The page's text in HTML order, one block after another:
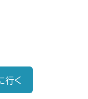
行く